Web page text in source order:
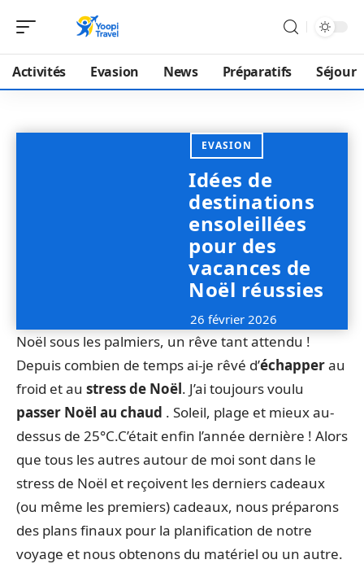
Activités Evasion News Préparatifs Séjour
EVASION
Idées de
destinations
ensoleillées
pour des
vacances de
Noël réussies
26 février 2026
Noël sous les palmiers, un rêve tant attendu !
Depuis combien de temps ai-je rêvé d’échapperau
froid et au stress de Noël. J’ai toujours voulu
passer Noël au chaud . Soleil, plage et mieux au-
dessus de 25°C.C’était enfin l’année dernière ! Alors
que tous les autres autour de moi sont dans le
stress de Noël et reçoivent les derniers cadeaux
(ou même les premiers) cadeaux, nous préparons
des plans finaux pour la planification de notre
voyage et nous obtenons du matériel ou un autre.